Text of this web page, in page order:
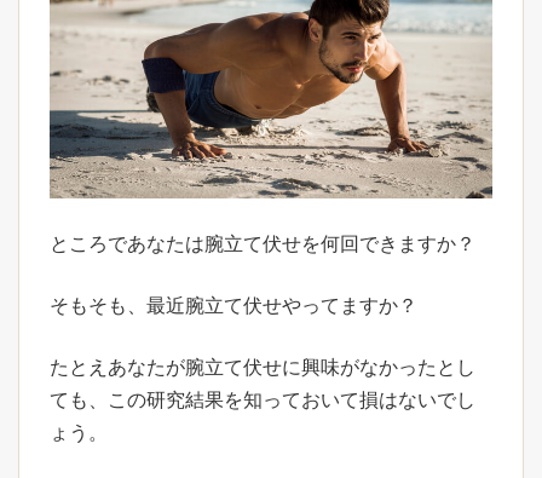
ところであなたは腕立て伏せを何回できますか？
そもそも、最近腕立て伏せやってますか？
たとえあなたが腕立て伏せに興味がなかったとし
ても、この研究結果を知っておいて損はないでし
ょう。